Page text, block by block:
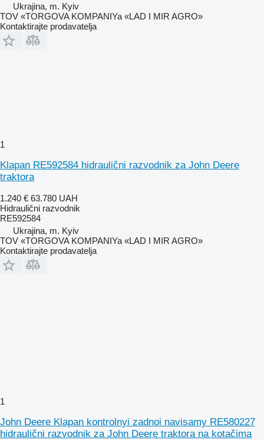
Ukrajina, m. Kyiv
TOV «TORGOVA KOMPANIYa «LAD I MIR AGRO»
Kontaktirajte prodavatelja
1
Klapan RE592584 hidraulični razvodnik za John Deere
traktora
1.240 € 63.780 UAH
Hidraulični razvodnik
RE592584
Ukrajina, m. Kyiv
TOV «TORGOVA KOMPANIYa «LAD I MIR AGRO»
Kontaktirajte prodavatelja
1
John Deere Klapan kontrolnyi zadnoi navisamy RE580227
hidraulični razvodnik za John Deere traktora na kotačima